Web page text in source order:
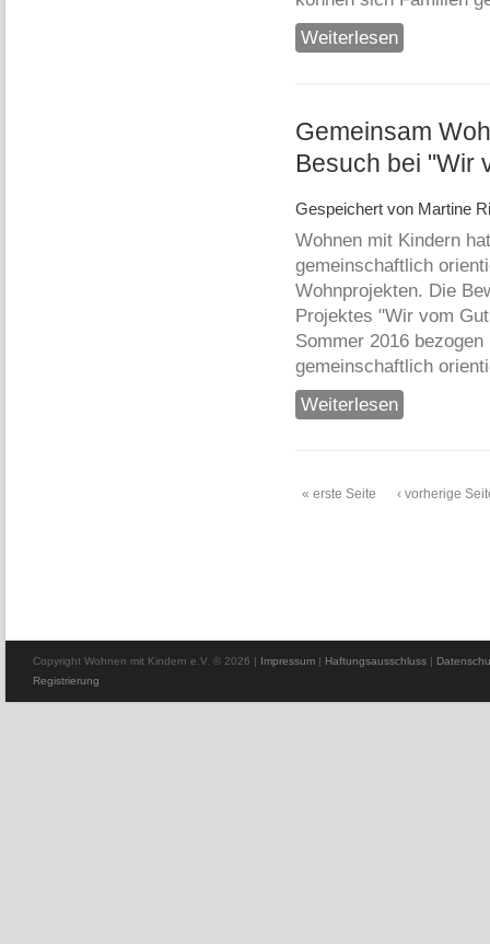
Weiterlesen
Gemeinsam
Besuch bei "Wir
Gespeichert von Martine
Wohnen mit Kindern
gemeinschaftlich
Wohnprojekten. Die
Projektes "Wir vom
Sommer 2016
gemeinschaftlich
Weiterlesen
« erste Seite ‹ vorherige
Copyright Wohnen mit Kindern e.V. © 2026 | Impressum | Haftungsausschluss |
Registrierung